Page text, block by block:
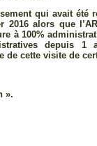
qui avait été
alors que
à 100%
depuis
de cette visite de
».